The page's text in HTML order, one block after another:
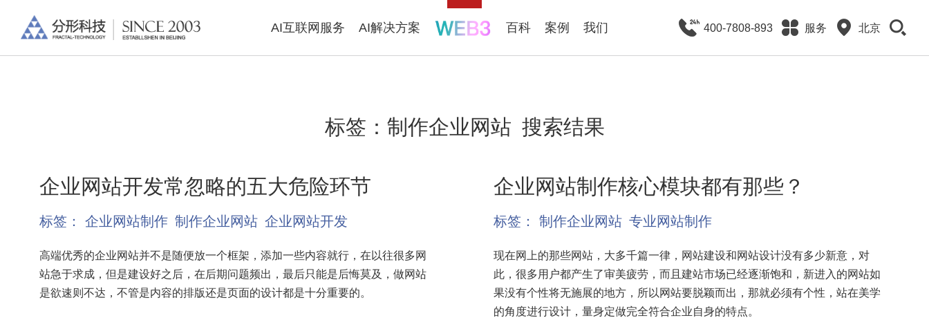
AI互联网服务 AI解决方案 百科 案例 我们 400-7808-893 服务 北京
标签： 制作企业网站 搜索结果
企业网站开发常忽略的五大危险环节
标签： 企业网站制作 制作企业网站 企业网站开发
高端优秀的企业网站并不是随便放一个框架，添加一些内容就行，在以往很多网
站急于求成，但是建设好之后，在后期问题频出，最后只能是后悔莫及，做网站
是欲速则不达，不管是内容的排版还是页面的设计都是十分重要的。
企业网站制作核心模块都有那些？
标签： 制作企业网站 专业网站制作
现在网上的那些网站，大多千篇一律，网站建设和网站设计没有多少新意，对
此，很多用户都产生了审美疲劳，而且建站市场已经逐渐饱和，新进入的网站如
果没有个性将无施展的地方，所以网站要脱颖而出，那就必须有个性，站在美学
的角度进行设计，量身定做完全符合企业自身的特点。